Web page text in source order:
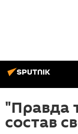
"Правда
состав